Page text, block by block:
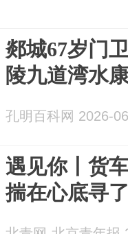
郯城67岁门
陵九道湾水
孔明百科网 2026-
遇见你丨货
揣在心底寻